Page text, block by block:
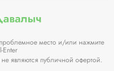
место и/или нажмите
Enter
являются публичной офертой.